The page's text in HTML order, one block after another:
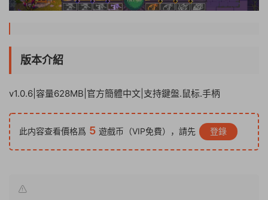
版本介紹
v1.0.6|容量628MB|官方簡體中文|支持鍵盤.鼠标.手柄
此内容查看價格爲 5 遊戲币（VIP免費），請先 登錄